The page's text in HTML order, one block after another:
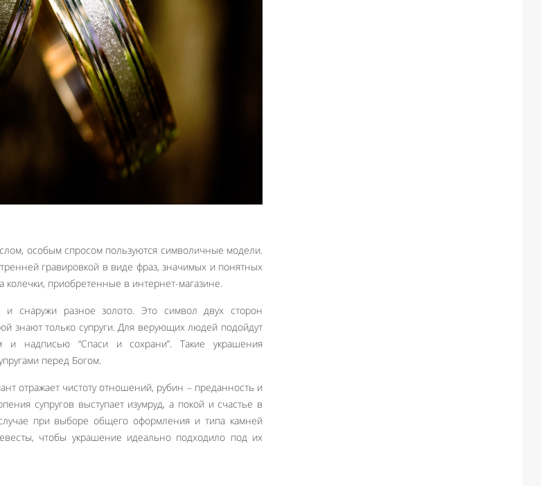
особым спросом пользуются символичные модели.
гравировкой в виде фраз, значимых и понятных
приобретенные в интернет-магазине.
снаружи разное золото. Это символ двух сторон
знают только супруги. Для верующих людей подойдут
и надписью “Спаси и сохрани”. Такие украшения
перед Богом.
отражает чистоту отношений, рубин – преданность и
супругов выступает изумруд, а покой и счастье в
при выборе общего оформления и типа камней
чтобы украшение идеально подходило под их